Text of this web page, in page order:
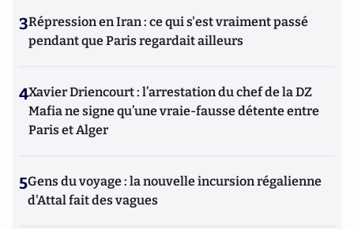
3Répression en Iran : ce qui s'est vraiment passé
pendant que Paris regardait ailleurs
4Xavier Driencourt : l’arrestation du chef de la DZ
Mafia ne signe qu’une vraie-fausse détente entre
Paris et Alger
5Gens du voyage : la nouvelle incursion régalienne
d'Attal fait des vagues